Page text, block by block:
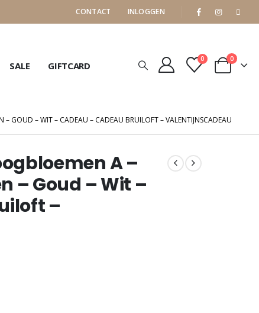
CONTACT INLOGGEN
SALE GIFTCARD
0 0
– GOUD – WIT – CADEAU – CADEAU BRUILOFT – VALENTIJNSCADEAU
A –
– Goud – Wit –
–